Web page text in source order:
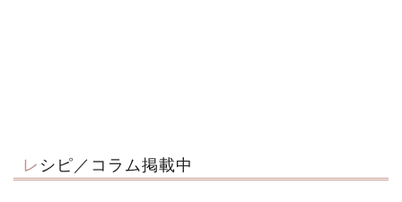
レシピ／コラム掲載中